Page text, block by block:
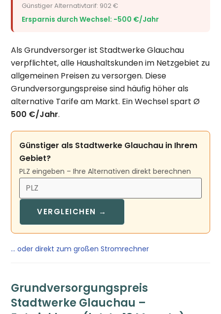
Günstiger Alternativtarif: 902 €
Ersparnis durch Wechsel: −500 €/Jahr
Als Grundversorger ist Stadtwerke Glauchau
verpflichtet, alle Haushaltskunden im Netzgebiet zu
allgemeinen Preisen zu versorgen. Diese
Grundversorgungspreise sind häufig höher als
alternative Tarife am Markt. Ein Wechsel spart Ø
500 €/Jahr.
Günstiger als Stadtwerke Glauchau in Ihrem
Gebiet?
PLZ eingeben – Ihre Alternativen direkt berechnen
VERGLEICHEN →
… oder direkt zum großen Stromrechner
Grundversorgungspreis
Stadtwerke Glauchau –